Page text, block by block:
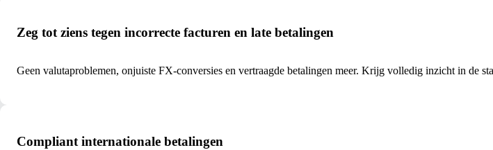
Zeg tot ziens tegen incorrecte facturen en late betalingen
Geen valutaproblemen, onjuiste FX-conversies en vertraagde betalingen meer. Krijg volledig inzicht in de
Compliant internationale betalingen